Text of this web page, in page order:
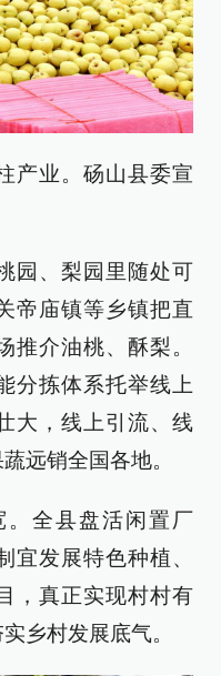
产业。砀山县委宣
园、梨园里随处可
帝庙镇等乡镇把直
推介油桃、酥梨。
分拣体系托举线上
大，线上引流、线
远销全国各地。
全县盘活闲置厂
宜发展特色种植、
，真正实现村村有
乡村发展底气。